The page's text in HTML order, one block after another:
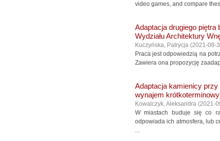
video games, and compare
Adaptacja drugiego
Wydziału Architektury
Kuczyńska, Patrycja (2021-08-
Praca jest odpowiedzią na
Zawiera ona propozycję
Adaptacja kamienicy
wynajem
Kowalczyk, Aleksandra (2021-
W miastach buduje się co
odpowiada ich atmosfera, lub
...